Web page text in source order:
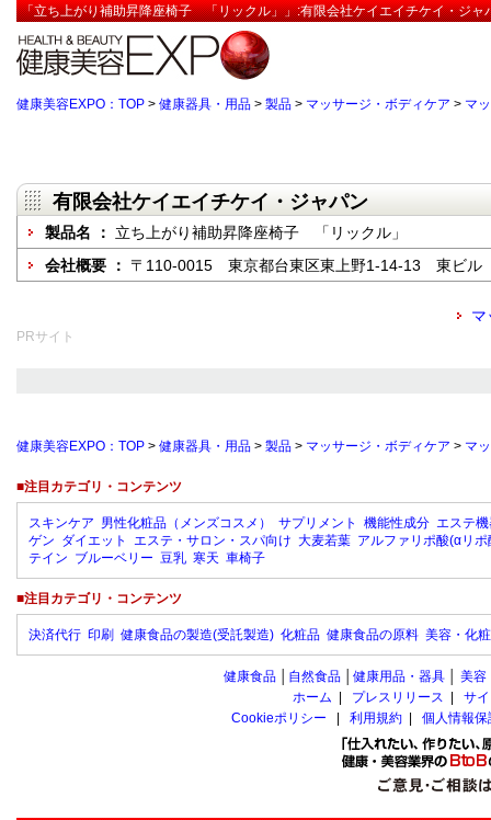
「立ち上がり補助昇降座椅子 「リックル」」:有限会社ケイエイチケイ・ジャ
健康美容EXPO：TOP > 健康器具・用品 > 製品 > マッサージ・ボディケア > マ
有限会社ケイエイチケイ・ジャパン
製品名 ： 立ち上がり補助昇降座椅子 「リックル」
会社概要 ： 〒110-0015 東京都台東区東上野1-14-13 東ビ
マ
PRサイト
健康美容EXPO：TOP > 健康器具・用品 > 製品 > マッサージ・ボディケア > マ
■注目カテゴリ・コンテンツ
スキンケア 男性化粧品（メンズコスメ） サプリメント 機能性成分 エステ
ゲン ダイエット エステ・サロン・スパ向け 大麦若葉 アルファリポ酸(αリポ
テイン ブルーベリー 豆乳 寒天 車椅子
■注目カテゴリ・コンテンツ
決済代行 印刷 健康食品の製造(受託製造) 化粧品 健康食品の原料 美容・化
健康食品 自然食品 健康用品・器具 美容
ホーム
プレスリリース
サ
Cookieポリシー
利用規約 個人情報